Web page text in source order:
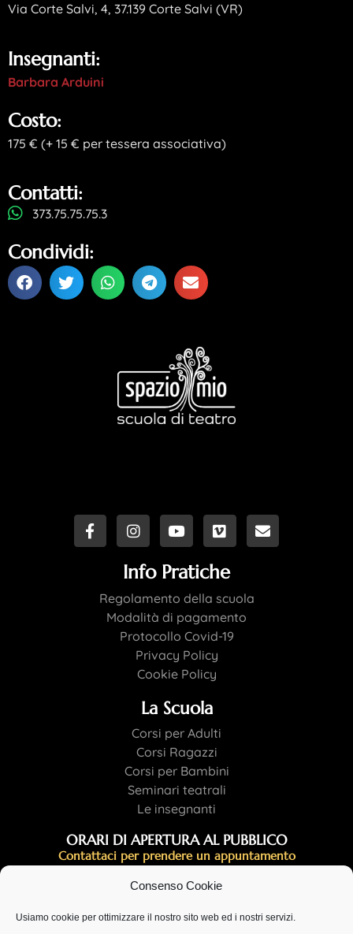
Consenso Cookie
Usiamo cookie per ottimizzare il nostro sito web ed i nostri servizi.
Via Corte Salvi, 4, 37.139 Corte Salvi (VR)
Insegnanti:
Barbara Arduini
Costo:
175 € (+ 15 € per tessera associativa)
Contatti:
373.75.75.75.3
Condividi:
Info Pratiche
Regolamento della scuola
Modalità di pagamento
Protocollo Covid-19
Privacy Policy
Cookie Policy
La Scuola
Corsi per Adulti
Corsi Ragazzi
Corsi per Bambini
Seminari teatrali
Le insegnanti
ORARI DI APERTURA AL PUBBLICO
Contattaci per prendere un appuntamento
Mar 18:00-20:00
Mer 18:00-21:30